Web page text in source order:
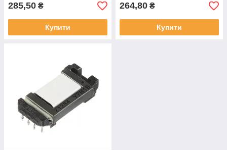
285,50 ₴
Купити
264,80 ₴
Купити